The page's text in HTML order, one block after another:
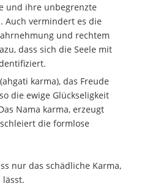
und ihre unbegrenzte
Auch vermindert es die
und rechtem
dass sich die Seele mit
karma), das Freude
die ewige Glückseligkeit
Nama karma, erzeugt
die formlose
nur das schädliche Karma,
lässt.